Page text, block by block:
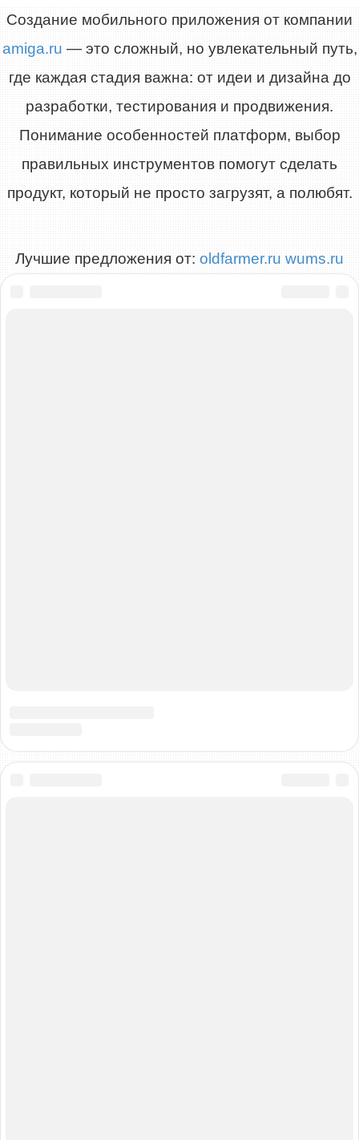
Создание мобильного приложения от компании
amiga.ru — это сложный, но увлекательный путь,
где каждая стадия важна: от идеи и дизайна до
разработки, тестирования и продвижения.
Понимание особенностей платформ, выбор
правильных инструментов помогут сделать
продукт, который не просто загрузят, а полюбят.
Лучшие предложения от: oldfarmer.ru wums.ru